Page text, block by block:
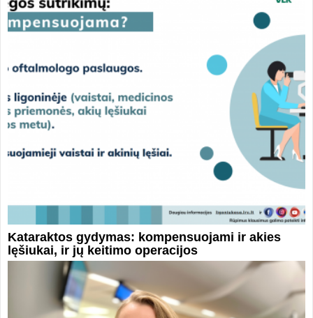
Kataraktos gydymas: kompensuojami ir akies
lęšiukai, ir jų keitimo operacijos